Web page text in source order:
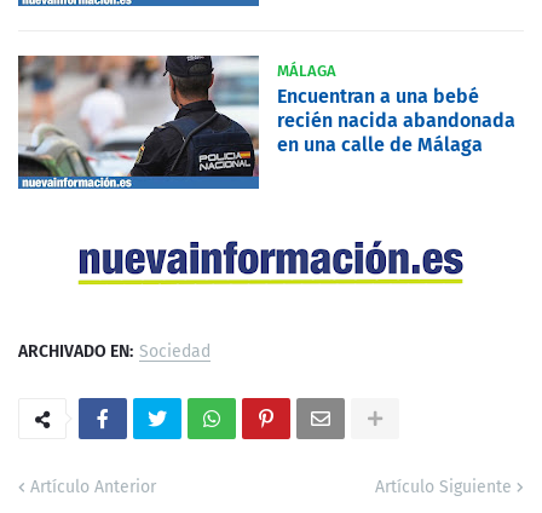
MÁLAGA
Encuentran a una bebé
recién nacida abandonada
en una calle de Málaga
ARCHIVADO EN: Sociedad
Artículo Anterior Artículo Siguiente